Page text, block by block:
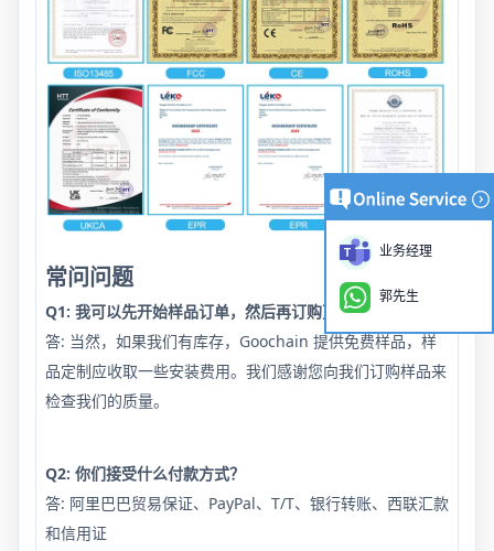
常问问题
Q1: 我可以先开始样品订单，然后再订购更多吗？
答: 当然，如果我们有库存，Goochain 提供免费样品，样
品定制应收取一些安装费用。我们感谢您向我们订购样品来
检查我们的质量。
Q2: 你们接受什么付款方式？
答: 阿里巴巴贸易保证、PayPal、T/T、银行转账、西联汇款
和信用证
业务经理
郭先生